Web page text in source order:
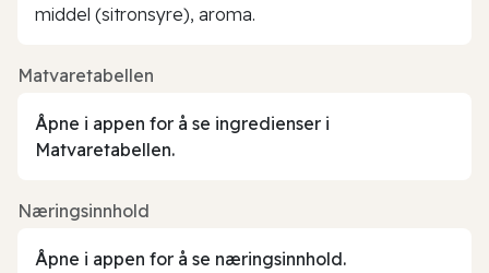
middel (sitronsyre), aroma.
Matvaretabellen
Åpne i appen for å se ingredienser i
Matvaretabellen.
Næringsinnhold
Åpne i appen for å se næringsinnhold.